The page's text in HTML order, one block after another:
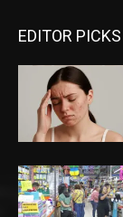
EDITOR PICKS